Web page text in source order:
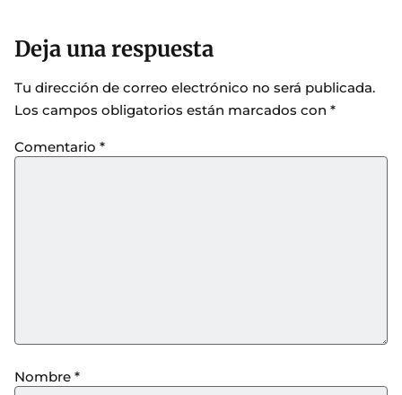
Deja una respuesta
Tu dirección de correo electrónico no será publicada.
Los campos obligatorios están marcados con *
Comentario *
Nombre *